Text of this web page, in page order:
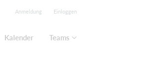
Anmeldung Einloggen
Kalender Teams